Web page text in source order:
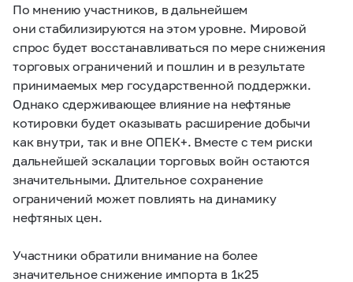
По мнению участников, в дальнейшем
они стабилизируются на этом уровне. Мировой
спрос будет восстанавливаться по мере снижения
торговых ограничений и пошлин и в результате
принимаемых мер государственной поддержки.
Однако сдерживающее влияние на нефтяные
котировки будет оказывать расширение добычи
как внутри, так и вне ОПЕК+. Вместе с тем риски
дальнейшей эскалации торговых войн остаются
значительными. Длительное сохранение
ограничений может повлиять на динамику
нефтяных цен.
Участники обратили внимание на более
значительное снижение импорта в 1к25